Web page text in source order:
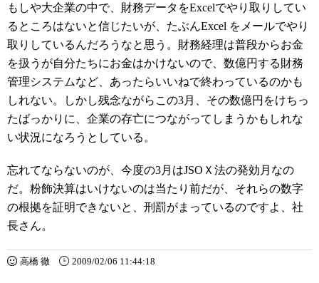
もしや大企業の中で、財務データをExcelでやり取りしてい
るところはないと信じたいが、たぶんExcel をメールでやり
取りしているんだろうなと思う。財務経理は普段からお金
を扱うが自分たちにお金はかけないので、数億円する財務
管理システムなど、あったらいいねで終わっているのかも
しれない。しかし残念ながらこの3月、その数億円をけちっ
たばっかりに、企業の存亡につながってしまうかもしれな
い状況になろうとしている。
忘れてならないのが、今度の3月はJSOＸ法の発効月なの
だ。粉飾決算はいけないのは当たり前だが、それらの数字
の根拠を証明できないと、刑罰がまっているのですよ、社
長さん。
高橋 徹 2009/02/06 11:44:18